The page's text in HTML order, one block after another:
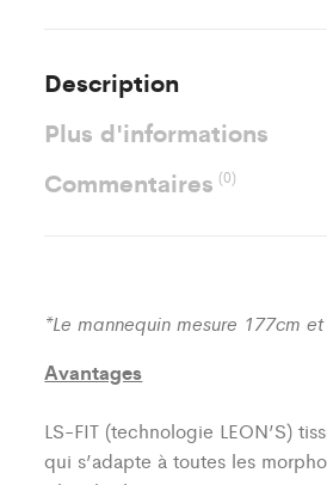
Description
Plus d'informations
Commentaires(0)
*Le mannequin mesure 177cm
Avantages
LS-FIT (technologie LEON’S)
qui s’adapte à toutes les